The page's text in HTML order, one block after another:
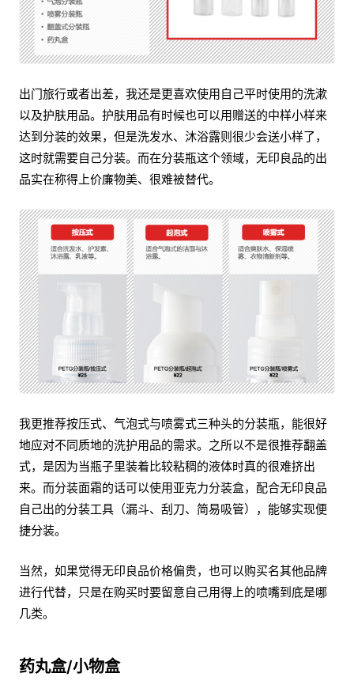
出门旅行或者出差，我还是更喜欢使用自己平时使用的洗漱
以及护肤用品。护肤用品有时候也可以用赠送的中样小样来
达到分装的效果，但是洗发水、沐浴露则很少会送小样了，
这时就需要自己分装。而在分装瓶这个领域，无印良品的出
品实在称得上价廉物美、很难被替代。
我更推荐按压式、气泡式与喷雾式三种头的分装瓶，能很好
地应对不同质地的洗护用品的需求。之所以不是很推荐翻盖
式，是因为当瓶子里装着比较粘稠的液体时真的很难挤出
来。而分装面霜的话可以使用亚克力分装盒，配合无印良品
自己出的分装工具（漏斗、刮刀、简易吸管），能够实现便
捷分装。
当然，如果觉得无印良品价格偏贵，也可以购买名其他品牌
进行代替，只是在购买时要留意自己用得上的喷嘴到底是哪
几类。
药丸盒/小物盒